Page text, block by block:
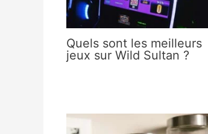
Quels sont les meilleurs
jeux sur Wild Sultan ?